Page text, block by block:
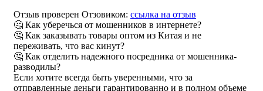
Отзыв проверен Отзовиком: ссылка на отзыв
🤔 Как уберечься от мошенников в интернете?
🤔 Как заказывать товары оптом из Китая и не
переживать, что вас кинут?
🤔 Как отделить надежного посредника от мошенника-
разводилы?
Если хотите всегда быть уверенными, что за
отправленные деньги гарантированно и в полном объеме